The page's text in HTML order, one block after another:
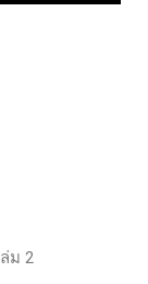
ม 2